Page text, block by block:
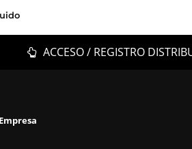
ACCESO / REGISTRO
Empresa